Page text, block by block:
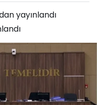
yayınlandı